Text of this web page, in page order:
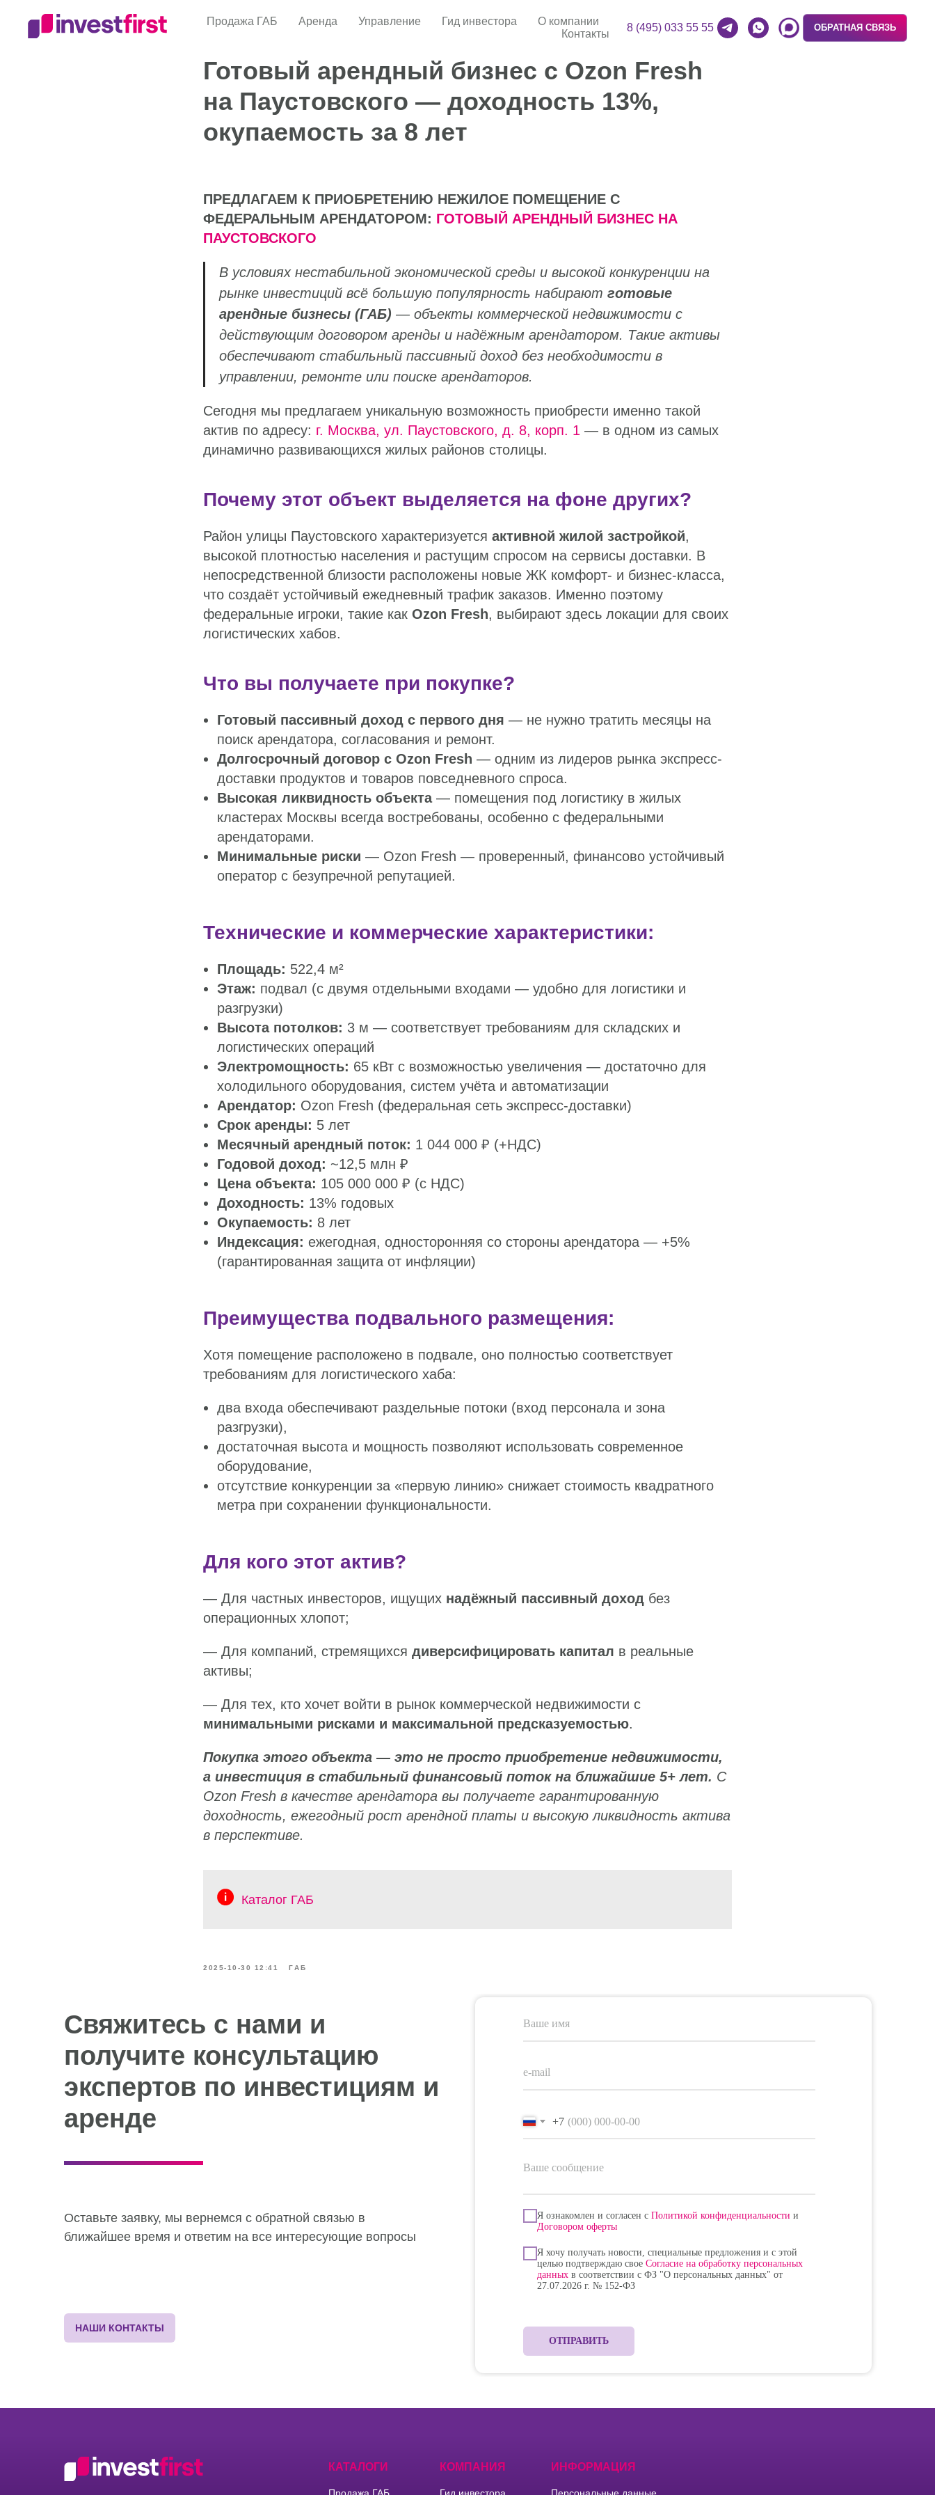
Продажа ГАБ Аренда Управление Гид инвестора
О компании
Контакты
8 (495) 033 55 55 ОБРАТНАЯ СВЯЗЬ
Готовый арендный бизнес с Ozon Fresh
на Паустовского — доходность 13%,
окупаемость за 8 лет
ПРЕДЛАГАЕМ К ПРИОБРЕТЕНИЮ НЕЖИЛОЕ ПОМЕЩЕНИЕ С
ФЕДЕРАЛЬНЫМ АРЕНДАТОРОМ: ГОТОВЫЙ АРЕНДНЫЙ БИЗНЕС НА
ПАУСТОВСКОГО
В условиях нестабильной экономической среды и высокой конкуренции на
рынке инвестиций всё большую популярность набирают готовые
арендные бизнесы (ГАБ) — объекты коммерческой недвижимости с
действующим договором аренды и надёжным арендатором. Такие активы
обеспечивают стабильный пассивный доход без необходимости в
управлении, ремонте или поиске арендаторов.
Сегодня мы предлагаем уникальную возможность приобрести именно такой
актив по адресу: г. Москва, ул. Паустовского, д. 8, корп. 1 — в одном из самых
динамично развивающихся жилых районов столицы.
Почему этот объект выделяется на фоне других?
Район улицы Паустовского характеризуется активной жилой застройкой,
высокой плотностью населения и растущим спросом на сервисы доставки. В
непосредственной близости расположены новые ЖК комфорт- и бизнес-класса,
что создаёт устойчивый ежедневный трафик заказов. Именно поэтому
федеральные игроки, такие как Ozon Fresh, выбирают здесь локации для своих
логистических хабов.
Что вы получаете при покупке?
Готовый пассивный доход с первого дня — не нужно тратить месяцы на
поиск арендатора, согласования и ремонт.
Долгосрочный договор с Ozon Fresh — одним из лидеров рынка экспресс-
доставки продуктов и товаров повседневного спроса.
Высокая ликвидность объекта— помещения под логистику в жилых
кластерах Москвы всегда востребованы, особенно с федеральными
арендаторами.
Минимальные риски — Ozon Fresh — проверенный, финансово устойчивый
оператор с безупречной репутацией.
Технические и коммерческие характеристики:
Площадь: 522,4 м²
Этаж: подвал (с двумя отдельными входами — удобно для логистики и
разгрузки)
Высота потолков: 3 м — соответствует требованиям для складских и
логистических операций
Электромощность: 65 кВт с возможностью увеличения — достаточно для
холодильного оборудования, систем учёта и автоматизации
Арендатор: Ozon Fresh (федеральная сеть экспресс-доставки)
Срок аренды: 5 лет
Месячный арендный поток: 1 044 000 ₽ (+НДС)
Годовой доход: ~12,5 млн ₽
Цена объекта: 105 000 000 ₽ (с НДС)
Доходность: 13% годовых
Окупаемость: 8 лет
Индексация: ежегодная, односторонняя со стороны арендатора — +5%
(гарантированная защита от инфляции)
Преимущества подвального размещения:
Хотя помещение расположено в подвале, оно полностью соответствует
требованиям для логистического хаба:
два входа обеспечивают раздельные потоки (вход персонала и зона
разгрузки),
достаточная высота и мощность позволяют использовать современное
оборудование,
отсутствие конкуренции за «первую линию» снижает стоимость квадратного
метра при сохранении функциональности.
Для кого этот актив?
— Для частных инвесторов, ищущих надёжный пассивный доход без
операционных хлопот;
— Для компаний, стремящихся диверсифицировать капитал в реальные
активы;
— Для тех, кто хочет войти в рынок коммерческой недвижимости с
минимальными рисками и максимальной предсказуемостью.
Покупка этого объекта — это не просто приобретение недвижимости,
а инвестиция в стабильный финансовый поток на ближайшие 5+ лет. С
Ozon Fresh в качестве арендатора вы получаете гарантированную
доходность, ежегодный рост арендной платы и высокую ликвидность актива
в перспективе.
Каталог ГАБ
2025-10-30 12:41 ГАБ
Получить индивидуальное предложение
Оставьте заявку, мы вернемся с обратной связью в
ближайшее время и ответим на все интересующие вопросы
+7
Я ознакомлен и согласен с Политикой конфиденциальности и
Договором оферты
Я хочу получать новости, специальные предложения и с этой
целью подтверждаю свое Согласие на обработку персональных
данных в соответствии с ФЗ "О персональных данных" от
27.07.2026 г. № 152-ФЗ
ОТПРАВИТЬ
Свяжитесь с нами и
получите консультацию
экспертов по инвестициям и
аренде
НАШИ КОНТАКТЫ
КАТАЛОГИ КОМПАНИЯ ИНФОРМАЦИЯ